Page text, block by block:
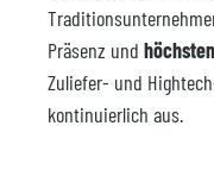
Präsenz und
Zuliefer- und
kontinuierlich aus.